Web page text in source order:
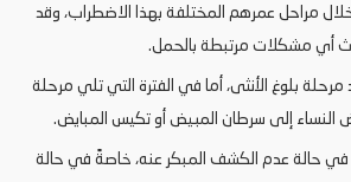
مراحل عمرهم المختلفة بهذا الاضطراب، وقد
أي مشكلات مرتبطة بالحمل.
بلوغ الأنثى، أما في الفترة التي تلي مرحلة
النساء إلى سرطان المبيض أو تكيس المبايض.
في حالة عدم الكشف المبكر عنه، خاصةً في حالة